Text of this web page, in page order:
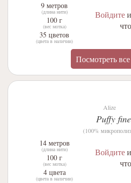
9 метров
(длина нити)
100 г
(вес мотка)
35 цветов
(цвета в наличии)
Войдите
Посмотреть
Alize
Puffy fine
(100%
14 метров
(длина нити)
100 г
(вес мотка)
4 цвета
(цвета в наличии)
Войдите